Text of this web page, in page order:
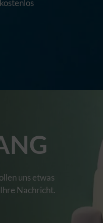
uns etwas
Nachricht.